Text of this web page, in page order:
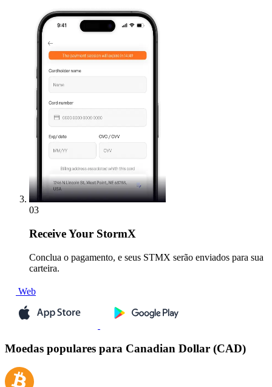
03
ReceiveYour StormX
Conclua o pagamento, e seus STMX serão enviados para sua
carteira.
Web
Moedas populares para Canadian Dollar (CAD)